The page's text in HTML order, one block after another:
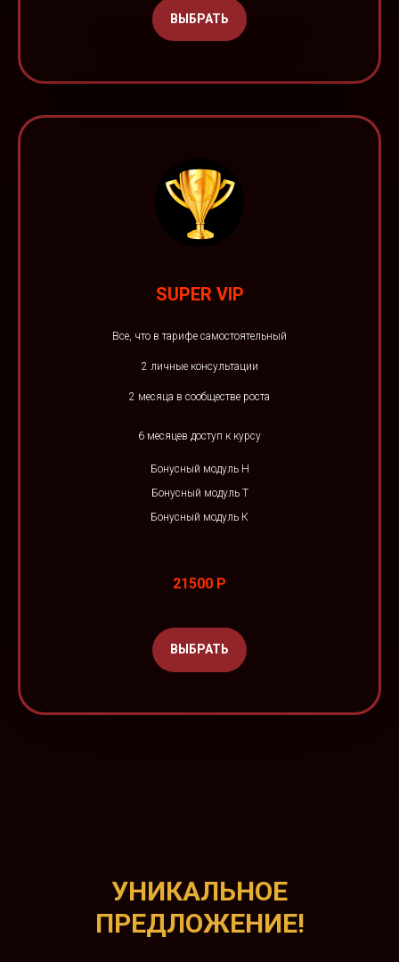
ВЫБРАТЬ
SUPER VIP
Все, что в тарифе самостоятельный
2 личные консультации
2 месяца в сообществе роста
6 месяцев доступ к курсу
Бонусный модуль Н
Бонусный модуль Т
Бонусный модуль К
21500 Р
ВЫБРАТЬ
УНИКАЛЬНОЕ
ПРЕДЛОЖЕНИЕ!